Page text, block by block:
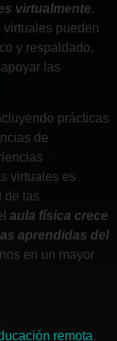
virtualmente.
virtuales pueden
y respaldado,
las
prácticas
de
virtuales es
de las
aula física crece
aprendidas del
en un mayor
remota,